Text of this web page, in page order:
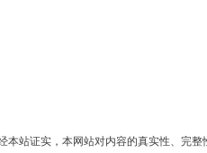
站证实，本网站对内容的真实性、完